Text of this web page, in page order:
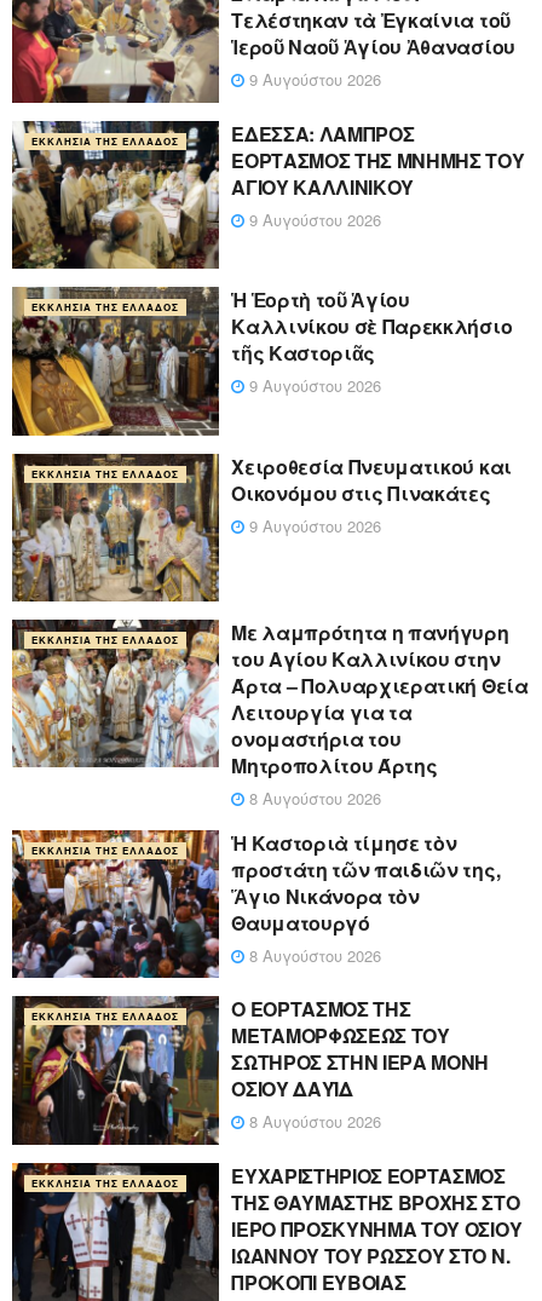
Τελέστηκαν τὰ Ἐγκαίνια τοῦ
Ἱεροῦ Ναοῦ Ἁγίου Ἀθανασίου
9 Αυγούστου 2026
ΕΚΚΛΗΣΊΑ ΤΗΣ ΕΛΛΆΔΟΣ
ΕΔΕΣΣΑ: ΛΑΜΠΡΟΣ
ΕΟΡΤΑΣΜΟΣ ΤΗΣ ΜΝΗΜΗΣ ΤΟΥ
ΑΓΙΟΥ ΚΑΛΛΙΝΙΚΟΥ
9 Αυγούστου 2026
ΕΚΚΛΗΣΊΑ ΤΗΣ ΕΛΛΆΔΟΣ
Ἡ Ἑορτὴ τοῦ Ἁγίου
Καλλινίκου σὲ Παρεκκλήσιο
τῆς Καστοριᾶς
9 Αυγούστου 2026
ΕΚΚΛΗΣΊΑ ΤΗΣ ΕΛΛΆΔΟΣ
Χειροθεσία Πνευματικού και
Οικονόμου στις Πινακάτες
9 Αυγούστου 2026
ΕΚΚΛΗΣΊΑ ΤΗΣ ΕΛΛΆΔΟΣ
Με λαμπρότητα η πανήγυρη
του Αγίου Καλλινίκου στην
Άρτα – Πολυαρχιερατική Θεία
Λειτουργία για τα
ονομαστήρια του
Μητροπολίτου Άρτης
8 Αυγούστου 2026
ΕΚΚΛΗΣΊΑ ΤΗΣ ΕΛΛΆΔΟΣ
Ἡ Καστοριὰ τίμησε τὸν
προστάτη τῶν παιδιῶν της,
Ἅγιο Νικάνορα τὸν
Θαυματουργό
8 Αυγούστου 2026
ΕΚΚΛΗΣΊΑ ΤΗΣ ΕΛΛΆΔΟΣ
Ο ΕΟΡΤΑΣΜΟΣ ΤΗΣ
ΜΕΤΑΜΟΡΦΩΣΕΩΣ ΤΟΥ
ΣΩΤΗΡΟΣ ΣΤΗΝ ΙΕΡΑ ΜΟΝΗ
ΟΣΙΟΥ ΔΑΥΪΔ
8 Αυγούστου 2026
ΕΚΚΛΗΣΊΑ ΤΗΣ ΕΛΛΆΔΟΣ
ΕΥΧΑΡΙΣΤΗΡΙΟΣ ΕΟΡΤΑΣΜΟΣ
ΤΗΣ ΘΑΥΜΑΣΤΗΣ ΒΡΟΧΗΣ ΣΤΟ
ΙΕΡΟ ΠΡΟΣΚΥΝΗΜΑ ΤΟΥ ΟΣΙΟΥ
ΙΩΑΝΝΟΥ ΤΟΥ ΡΩΣΣΟΥ ΣΤΟ Ν.
ΠΡΟΚΟΠΙ ΕΥΒΟΙΑΣ